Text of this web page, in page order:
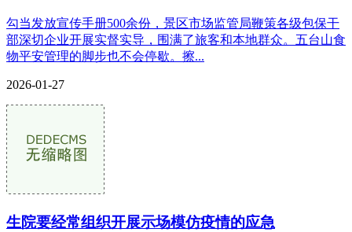
勾当发放宣传手册500余份，景区市场监管局鞭策各级包保干
部深切企业开展实督实导，围满了旅客和本地群众。五台山食
物平安管理的脚步也不会停歇。擦...
2026-01-27
生院要经常组织开展示场模仿疫情的应急